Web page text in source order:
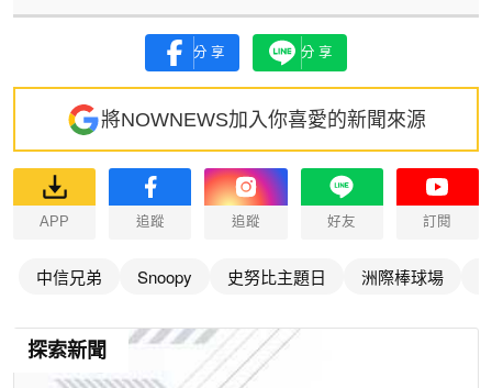
分享 分享
將NOWNEWS加入你喜愛的新聞來源
APP 追蹤 追蹤 好友 訂閱
中信兄弟 Snoopy 史努比主題日 洲際棒球場
探索新聞